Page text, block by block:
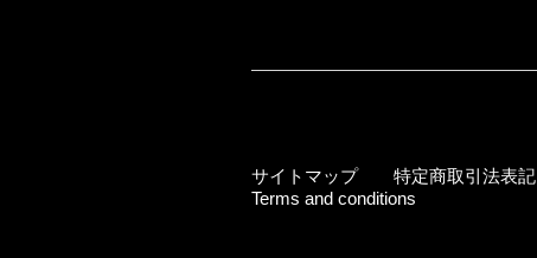
サイトマップ 特定商取引法表記
Terms and conditions